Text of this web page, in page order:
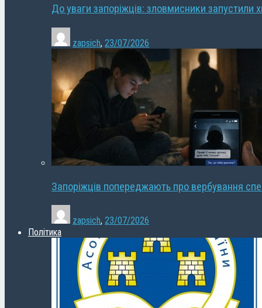
До уваги запоріжців: зловмисники запустили
zapsich, 23/07/2026
Запоріжців попереджають про вербування
zapsich, 23/07/2026
Політика